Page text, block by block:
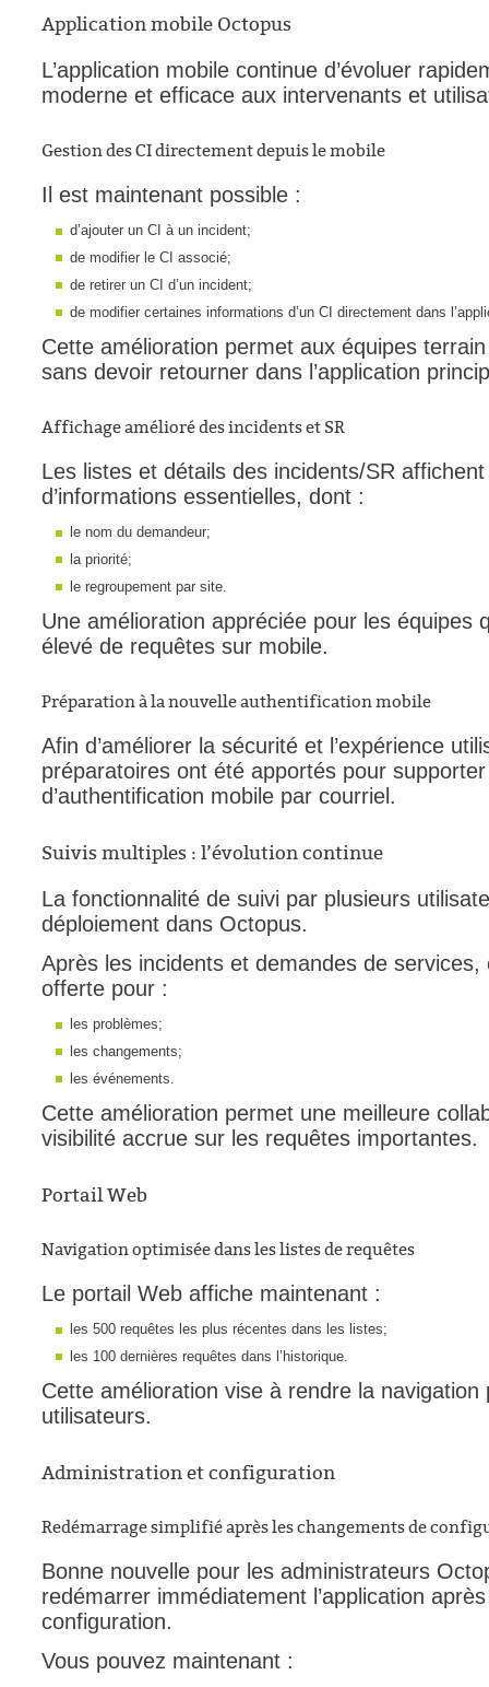
Mobile Octopus
Portail Web
Rapports &
Relations
rôles
suivi principal
Tâches
TLS Sécurité
utilisateur
Utilisation
Webinaires
Application mobile Octopus
L’application mobile continue d’évoluer
moderne et efficace aux intervenants et
Gestion des CI directement depuis le mobile
Il est maintenant possible :
d’ajouter un CI à un incident;
de modifier le CI associé;
de retirer un CI d’un incident;
de modifier certaines informations d’un CI directement dans
Cette amélioration permet aux équipes
sans devoir retourner dans l’application
Affichage amélioré des incidents et SR
Les listes et détails des incidents/SR
d’informations essentielles, dont :
le nom du demandeur;
la priorité;
le regroupement par site.
Une amélioration appréciée pour les équipes
élevé de requêtes sur mobile.
Préparation à la nouvelle authentification mobile
Afin d’améliorer la sécurité et l’expérience
préparatoires ont été apportés pour
d’authentification mobile par courriel.
Suivis multiples : l’évolution continue
La fonctionnalité de suivi par plusieurs
déploiement dans Octopus.
Après les incidents et demandes de
offerte pour :
les problèmes;
les changements;
les événements.
Cette amélioration permet une meilleure
visibilité accrue sur les requêtes importantes.
Portail Web
Navigation optimisée dans les listes de requêtes
Le portail Web affiche maintenant :
les 500 requêtes les plus récentes dans les listes;
les 100 dernières requêtes dans l’historique.
Cette amélioration vise à rendre la
utilisateurs.
Administration et configuration
Redémarrage simplifié après les changements de
Bonne nouvelle pour les administrateurs
redémarrer immédiatement l’application
configuration.
Vous pouvez maintenant :